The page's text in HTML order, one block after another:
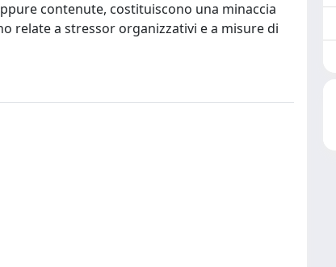
contenute, costituiscono una minaccia
relate a stressor organizzativi e a misure di